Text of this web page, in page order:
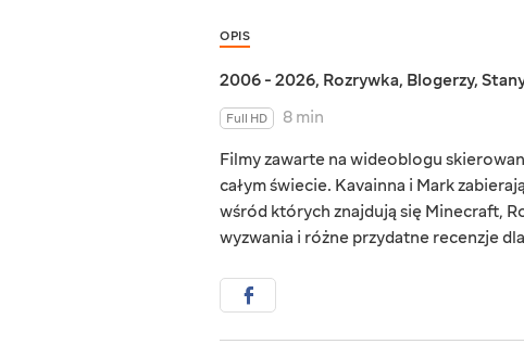
OPIS
2006 - 2026, Rozrywka, Blogerzy,
Full HD
8 min
Filmy zawarte na wideoblogu
całym świecie. Kavainna i Mark
wśród których znajdują się Minecraft,
wyzwania i różne przydatne recenzje